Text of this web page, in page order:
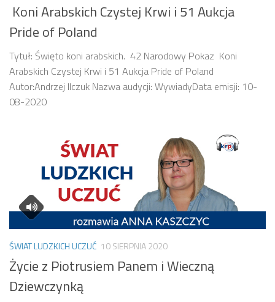
Koni Arabskich Czystej Krwi i 51 Aukcja
Pride of Poland
Tytuł: Święto koni arabskich. 42 Narodowy Pokaz Koni
Arabskich Czystej Krwi i 51 Aukcja Pride of Poland
Autor:Andrzej Ilczuk Nazwa audycji: WywiadyData emisji: 10-
08-2020
ŚWIAT LUDZKICH UCZUĆ 10 SIERPNIA 2020
Życie z Piotrusiem Panem i Wieczną
Dziewczynką